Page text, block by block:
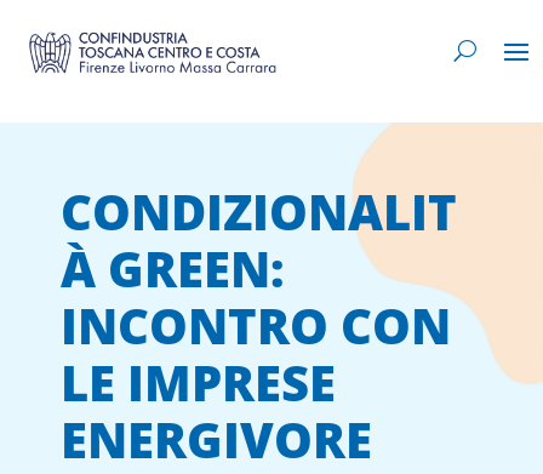
CONDIZIONALIT
À GREEN:
INCONTRO CON
LE IMPRESE
ENERGIVORE